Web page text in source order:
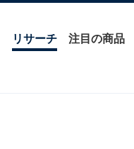
リサーチ 注目の商品